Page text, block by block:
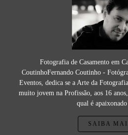
Fotografia de Casamento em
CoutinhoFernando Coutinho -
Eventos, dedica se a Arte da
muito jovem na Profissão, aos 16
qual é apaixonado
SAIBA